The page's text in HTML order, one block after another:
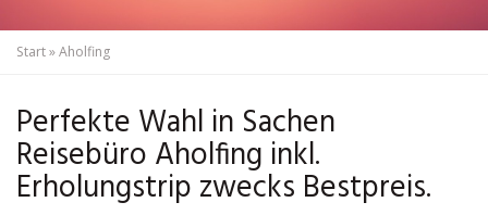
Start»Aholfing
Perfekte Wahl in Sachen
Reisebüro Aholfing inkl.
Erholungstrip zwecks Bestpreis.